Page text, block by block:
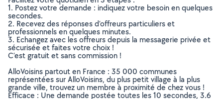
1. Postez votre demande : indiquez votre besoin en quelques
secondes.
2. Recevez des réponses d’offreurs particuliers et
professionnels en quelques minutes.
3. Echangez avec les offreurs depuis la messagerie privée et
sécurisée et faites votre choix !
C’est gratuit et sans commission !
AlloVoisins partout en France : 35 000 communes
représentées sur AlloVoisins, du plus petit village à la plus
grande ville, trouvez un membre à proximité de chez vous !
Efficace : Une demande postée toutes les 10 secondes, 3.6